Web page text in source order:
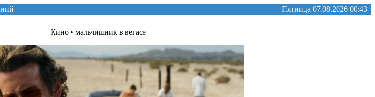
Пятница 07.08.2026 00:43
Кино • мальчишник в вегасе